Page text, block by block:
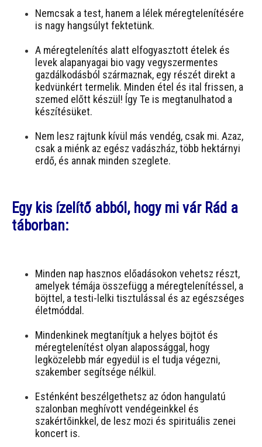
Nemcsak a test, hanem a lélek méregtelenítésére
is nagy hangsúlyt fektetünk.
A méregtelenítés alatt elfogyasztott ételek és
levek alapanyagai bio vagy vegyszermentes
gazdálkodásból származnak, egy részét direkt a
kedvünkért termelik. Minden étel és ital frissen, a
szemed előtt készül! Így Te is megtanulhatod a
készítésüket.
Nem lesz rajtunk kívül más vendég, csak mi. Azaz,
csak a miénk az egész vadászház, több hektárnyi
erdő, és annak minden szeglete.
Egy kis ízelítő abból, hogy mi vár Rád a
táborban:
Minden nap hasznos előadásokon vehetsz részt,
amelyek témája összefügg a méregtelenítéssel, a
böjttel, a testi-lelki tisztulással és az egészséges
életmóddal.
Mindenkinek megtanítjuk a helyes böjtöt és
méregtelenítést olyan alapossággal, hogy
legközelebb már egyedül is el tudja végezni,
szakember segítsége nélkül.
Esténként beszélgethetsz az ódon hangulatú
szalonban meghívott vendégeinkkel és
szakértőinkkel, de lesz mozi és spirituális zenei
koncert is.